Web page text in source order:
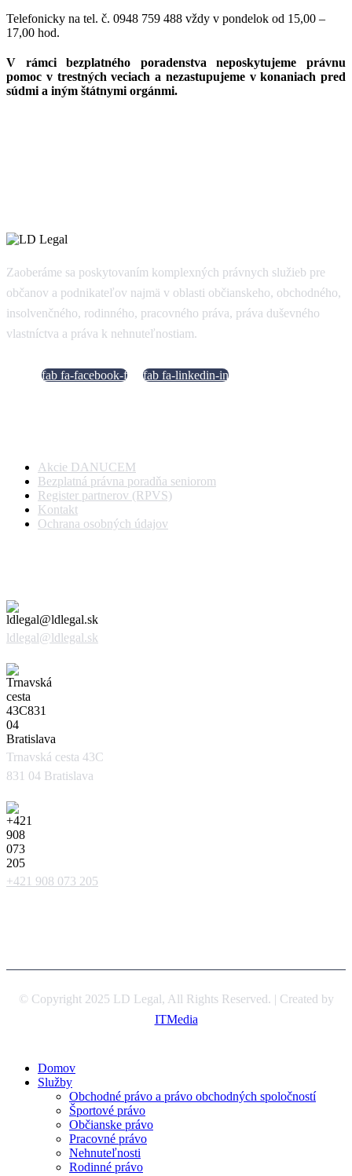
Telefonicky na tel. č. 0948 759 488 vždy v pondelok od 15,00 –
17,00 hod.
V rámci bezplatného poradenstva neposkytujeme právnu
pomoc v trestných veciach a nezastupujeme v konaniach pred
súdmi a iným štátnymi orgánmi.
Zaoberáme sa poskytovaním komplexných právnych služieb pre
občanov a podnikateľov najmä v oblasti občianskeho, obchodného,
insolvenčného, rodinného, pracovného práva, práva duševného
vlastníctva a práva k nehnuteľnostiam.
fab fa-facebook-f fab fa-linkedin-in
Akcie DANUCEM
Bezplatná právna poradňa seniorom
Register partnerov (RPVS)
Kontakt
Ochrana osobných údajov
ldlegal@ldlegal.sk
Trnavská cesta 43C
831 04 Bratislava
+421 908 073 205
© Copyright 2025 LD Legal, All Rights Reserved. | Created by
ITMedia
Domov
Služby
Obchodné právo a právo obchodných spoločností
Športové právo
Občianske právo
Pracovné právo
Nehnuteľnosti
Rodinné právo